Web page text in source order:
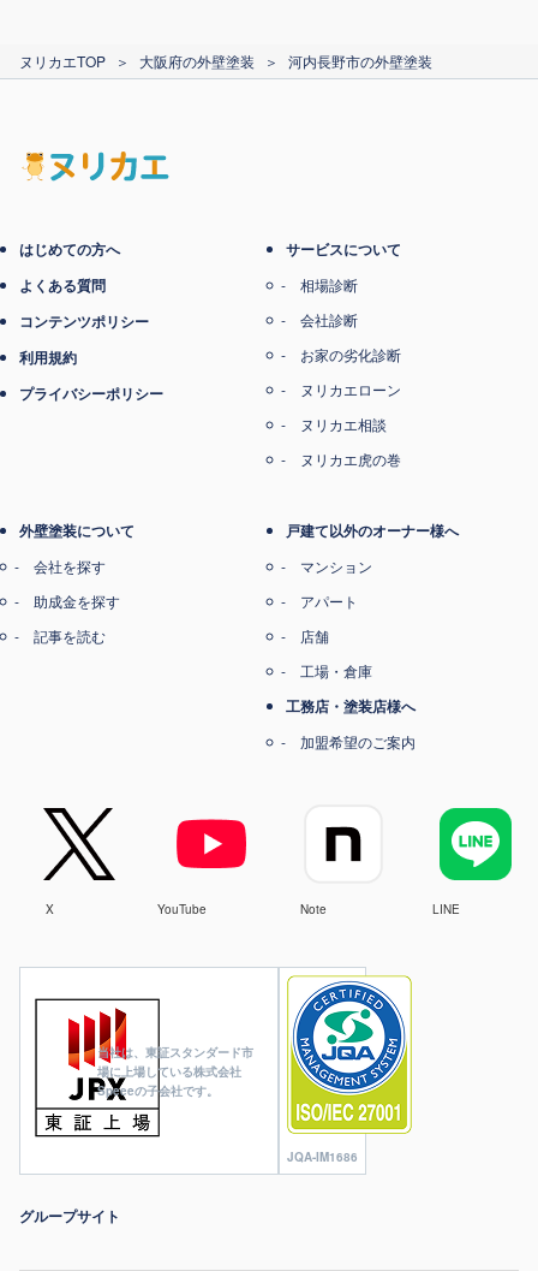
ヌリカエTOP ＞ 大阪府の外壁塗装 ＞ 河内長野市の外壁塗装
当社は、東証スタンダード市
場に上場している株式会社
Speeeの子会社です。
JQA-IM1686
はじめての方へ
よくある質問
コンテンツポリシー
利用規約
プライバシーポリシー
サービスについて
相場診断
会社診断
お家の劣化診断
ヌリカエローン
ヌリカエ相談
ヌリカエ虎の巻
外壁塗装について
会社を探す
助成金を探す
記事を読む
戸建て以外のオーナー様へ
マンション
アパート
店舗
工場・倉庫
工務店・塗装店様へ
加盟希望のご案内
X YouTube Note LINE
グループサイト